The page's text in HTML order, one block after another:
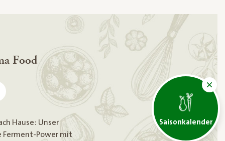
Saisonkalender
Food
Hause: Unser
Ferment-Power mit